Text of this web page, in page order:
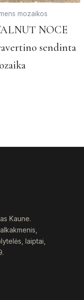
mozaikos
NOCE
sendinta
Kaune.
laiptai,